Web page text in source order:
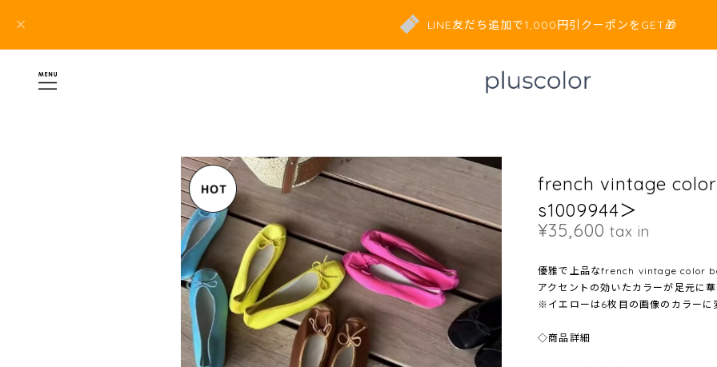
LINE友だち追加で1,000円引クーポンをGET🎁
french vintage
s1009944＞
¥35,600 tax in
優雅で上品なfrench vintage color
アクセントの効いたカラーが足元に
※イエローは6枚目の画像のカラーに
◇商品詳細